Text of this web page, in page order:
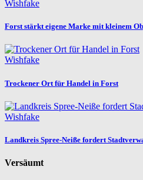
Wishfake
Forst stärkt eigene Marke mit kleinem
Wishfake
Trockener Ort für Handel in Forst
Wishfake
Landkreis Spree-Neiße fordert
Versäumt